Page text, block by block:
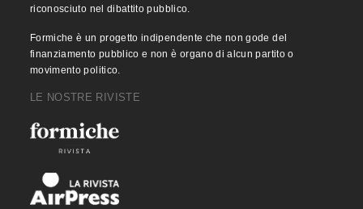
riconosciuto nel dibattito pubblico.
Formiche è un progetto indipendente che non gode del
finanziamento pubblico e non è organo di alcun partito o
movimento politico.
LE NOSTRE RIVISTE